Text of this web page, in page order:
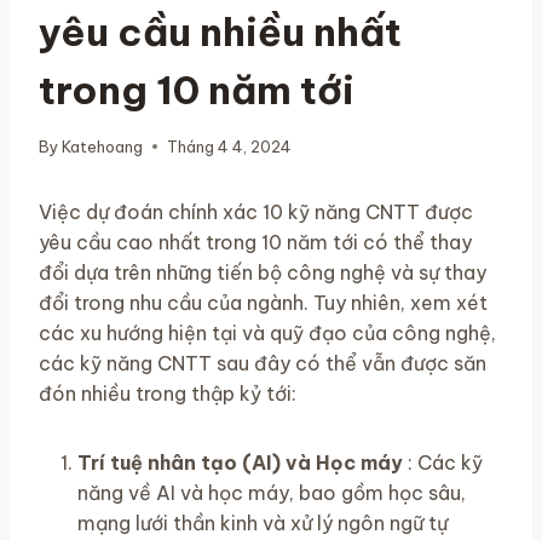
yêu cầu nhiều nhất
trong 10 năm tới
ByKatehoang Tháng 4 4, 2024
Việc dự đoán chính xác 10 kỹ năng CNTT được
yêu cầu cao nhất trong 10 năm tới có thể thay
đổi dựa trên những tiến bộ công nghệ và sự thay
đổi trong nhu cầu của ngành. Tuy nhiên, xem xét
các xu hướng hiện tại và quỹ đạo của công nghệ,
các kỹ năng CNTT sau đây có thể vẫn được săn
đón nhiều trong thập kỷ tới:
Trí tuệ nhân tạo (AI) và Học máy : Các kỹ
năng về AI và học máy, bao gồm học sâu,
mạng lưới thần kinh và xử lý ngôn ngữ tự